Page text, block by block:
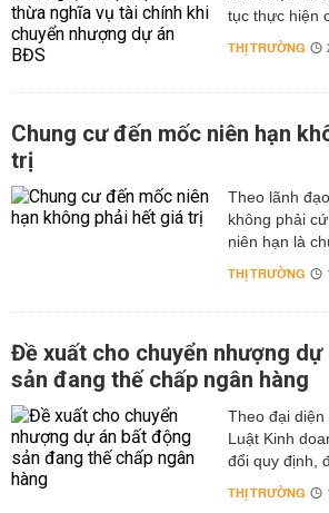
tục thực hiện
THỊ TRƯỜNG
Chung cư đến mốc niên hạn
trị
Theo lãnh
không phải
niên hạn là
THỊ TRƯỜNG
Đề xuất cho chuyển nhượng dự
sản đang thế chấp ngân hàng
Theo đại
Luật Kinh
đổi quy định,
THỊ TRƯỜNG